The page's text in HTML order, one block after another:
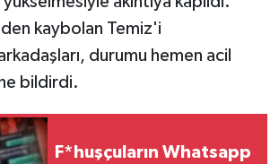
kaybolan Temiz'i
durumu hemen acil
bildirdi.
F*huşçuların Whatsapp